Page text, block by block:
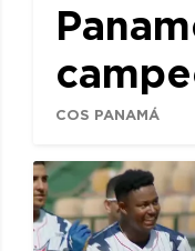
COS PANAMÁ